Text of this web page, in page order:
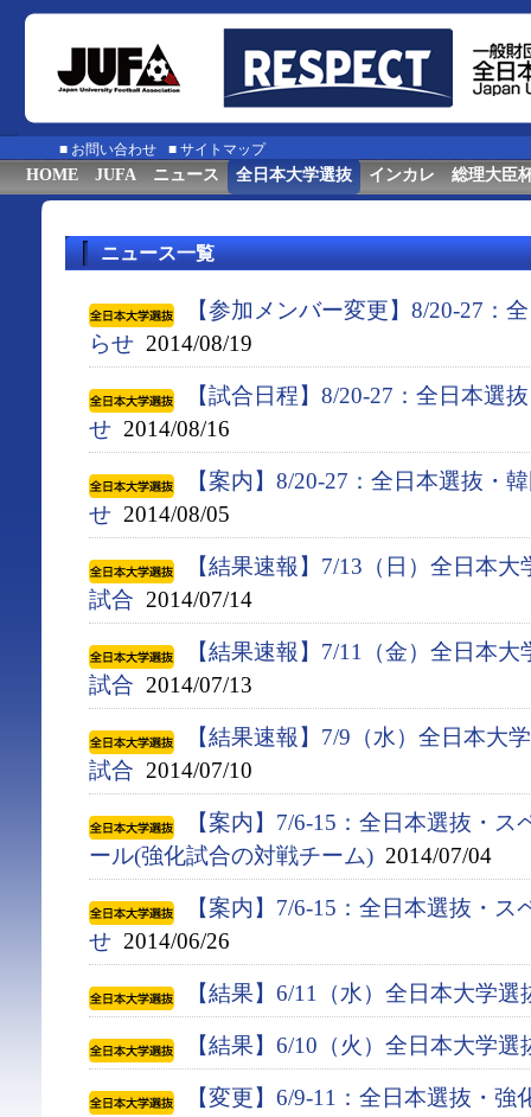
■ お問い合わせ ■ サイトマップ
HOME JUFA ニュース 全日本大学選抜 インカレ 総理大臣
ニュース一覧
【参加メンバー変更】8/20-27：
らせ 2014/08/19
【試合日程】8/20-27：全日本選
せ 2014/08/16
【案内】8/20-27：全日本選抜・
せ 2014/08/05
【結果速報】7/13（日）全日本
試合 2014/07/14
【結果速報】7/11（金）全日本
試合 2014/07/13
【結果速報】7/9（水）全日本大
試合 2014/07/10
【案内】7/6-15：全日本選抜・
ール(強化試合の対戦チーム) 2014/07/04
【案内】7/6-15：全日本選抜・
せ 2014/06/26
【結果】6/11（水）全日本大学
【結果】6/10（火）全日本大学
【変更】6/9-11：全日本選抜・強